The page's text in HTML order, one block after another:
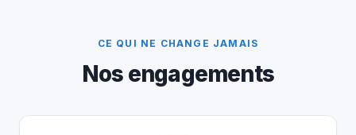
CE QUI NE CHANGE JAMAIS
Nos engagements